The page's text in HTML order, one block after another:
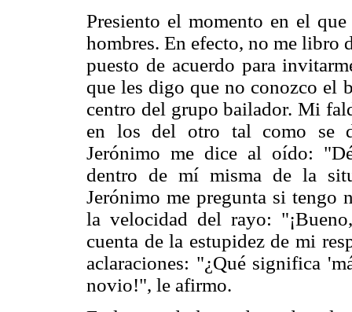
Presiento el momento en el
hombres. En efecto, no me libro
puesto de acuerdo para
que les digo que no conozco el
centro del grupo bailador. Mi
en los del otro tal como se
Jerónimo me dice al oído:
dentro de mí misma de la
Jerónimo me pregunta si tengo
la velocidad del rayo:
cuenta de la estupidez de mi
aclaraciones: "¿Qué significa
novio!", le afirmo.